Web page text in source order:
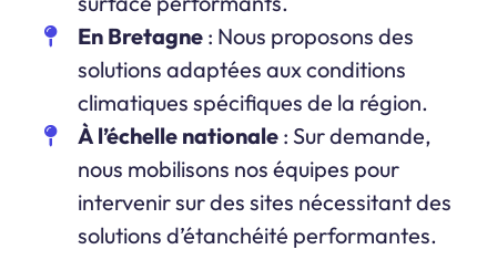
En Bretagne : Nous proposons des
solutions adaptées aux conditions
climatiques spécifiques de la région.
À l’échelle nationale : Sur demande,
nous mobilisons nos équipes pour
intervenir sur des sites nécessitant des
solutions d’étanchéité performantes.